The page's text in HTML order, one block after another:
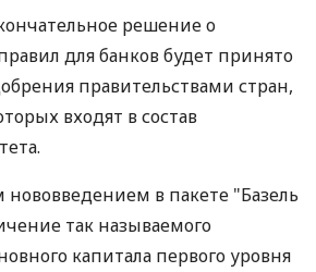
решение о
для банков будет принято
правительствами стран,
входят в состав
в пакете "Базель
так называемого
капитала первого уровня